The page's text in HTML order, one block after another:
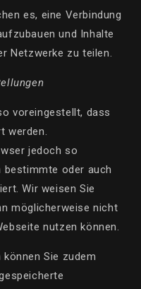
es, eine Verbindung
und Inhalte
Netzwerke zu teilen.
voreingestellt, dass
werden.
jedoch so
oder auch
Wir weisen Sie
möglicherweise nicht
nutzen können.
können Sie zudem